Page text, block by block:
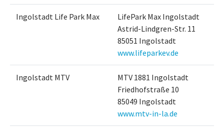
Ingolstadt Life Park Max
LifePark Max Ingolstadt
Astrid-Lindgren-Str. 11
85051 Ingolstadt
www.lifeparkev.de
Ingolstadt MTV
MTV 1881 Ingolstadt
Friedhofstraße 10
85049 Ingolstadt
www.mtv-in-la.de